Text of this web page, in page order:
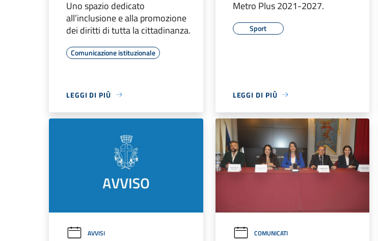
Uno spazio dedicato
all’inclusione e alla promozione
dei diritti di tutta la cittadinanza.
Comunicazione istituzionale
LEGGI DI PIÙ
Metro Plus 2021-2027.
Sport
LEGGI DI PIÙ
AVVISI COMUNICATI